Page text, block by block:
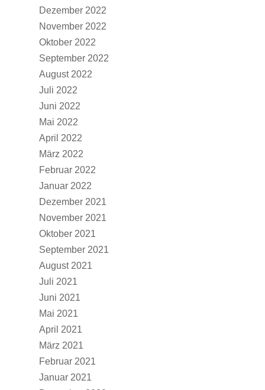
Dezember 2022
November 2022
Oktober 2022
September 2022
August 2022
Juli 2022
Juni 2022
Mai 2022
April 2022
März 2022
Februar 2022
Januar 2022
Dezember 2021
November 2021
Oktober 2021
September 2021
August 2021
Juli 2021
Juni 2021
Mai 2021
April 2021
März 2021
Februar 2021
Januar 2021